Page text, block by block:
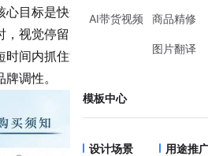
AI带货视频 商品精修
图片翻译
模板中心
设计场景
用途推
心目标是快速传递关键信息并激发
视觉停留时间通常不足3秒，这
间内抓住注意力，同时清晰 传达
调性。